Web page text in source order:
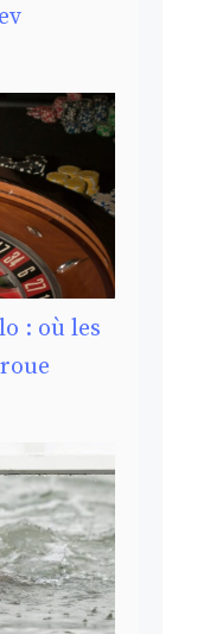
: où les